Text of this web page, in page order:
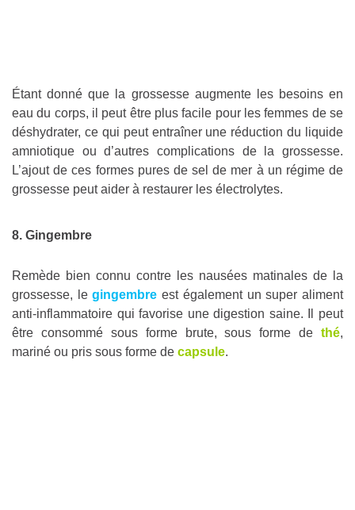
Étant donné que la grossesse augmente les besoins en
eau du corps, il peut être plus facile pour les femmes de se
déshydrater, ce qui peut entraîner une réduction du liquide
amniotique ou d’autres complications de la grossesse.
L’ajout de ces formes pures de sel de mer à un régime de
grossesse peut aider à restaurer les électrolytes.
8. Gingembre
Remède bien connu contre les nausées matinales de la
grossesse, legingembre est également un super aliment
anti-inflammatoire qui favorise une digestion saine. Il peut
être consommé sous forme brute, sous forme de thé,
mariné ou pris sous forme de capsule.